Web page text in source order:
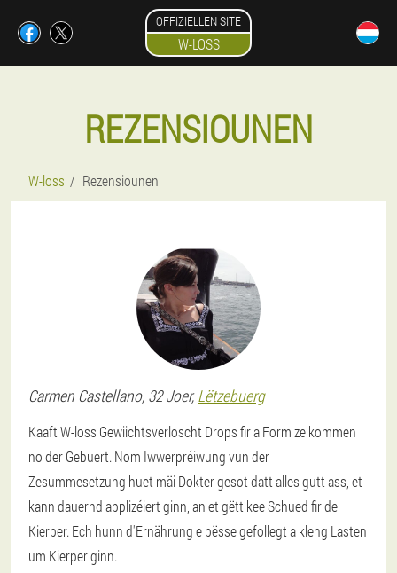
OFFIZIELLEN SITE
W-LOSS
REZENSIOUNEN
W-loss Rezensiounen
Carmen Castellano, 32 Joer,Lëtzebuerg
Kaaft W-loss Gewiichtsverloscht Drops fir a Form ze kommen
no der Gebuert. Nom Iwwerpréiwung vun der
Zesummesetzung huet mäi Dokter gesot datt alles gutt ass, et
kann dauernd applizéiert ginn, an et gëtt kee Schued fir de
Kierper. Ech hunn d'Ernährung e bësse gefollegt a kleng Lasten
um Kierper ginn.